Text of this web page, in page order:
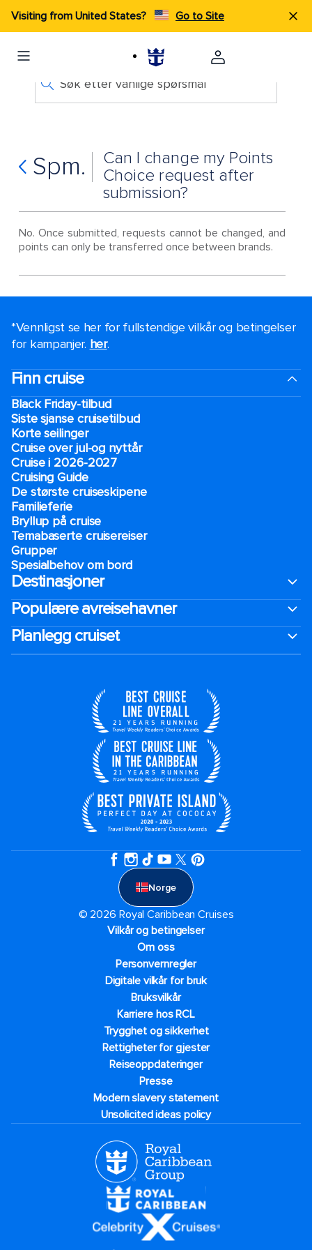
Visiting from United States? Go to Site
Søk etter vanlige spørsmål
Spm.
Can I change my Points
Choice request after
submission?
No. Once submitted, requests cannot be changed, and
points can only be transferred once between brands.
*Vennligst se her for fullstendige vilkår og betingelser
for kampanjer. her.
Finn cruise
Black Friday-tilbud
Siste sjanse cruisetilbud
Korte seilinger
Cruise over jul-og nyttår
Cruise i 2026-2027
Cruising Guide
De største cruiseskipene
Familieferie
Bryllup på cruise
Temabaserte cruisereiser
Grupper
Spesialbehov om bord
Destinasjoner
Populære avreisehavner
Planlegg cruiset
Norge
© 2026 Royal Caribbean Cruises
Vilkår og betingelser
Om oss
Personvernregler
Digitale vilkår for bruk
Bruksvilkår
Karriere hos RCL
Trygghet og sikkerhet​
Rettigheter for gjester
Reiseoppdateringer
Presse
Modern slavery statement
Unsolicited ideas policy